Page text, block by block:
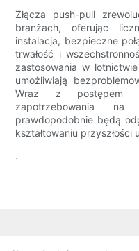
Złącza push-pull
branżach, oferując
instalacja, bezpieczne
trwałość i
zastosowania w
umożliwiają
Wraz z postępem
zapotrzebowania na
prawdopodobnie będą
kształtowaniu przyszłości
.